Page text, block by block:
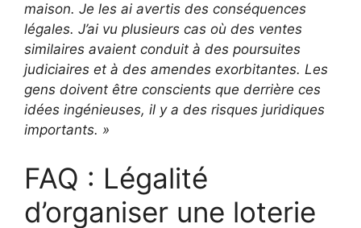
maison. Je les ai avertis des conséquences
légales. J’ai vu plusieurs cas où des ventes
similaires avaient conduit à des poursuites
judiciaires et à des amendes exorbitantes. Les
gens doivent être conscients que derrière ces
idées ingénieuses, il y a des risques juridiques
importants. »
FAQ : Légalité
d’organiser une loterie